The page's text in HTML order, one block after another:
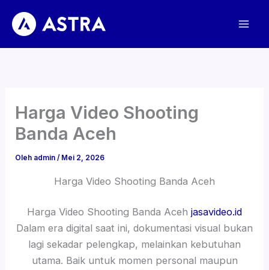
konten
Harga Video Shooting
Banda Aceh
Oleh admin/ Mei 2, 2026
Harga Video Shooting Banda Aceh
Harga Video Shooting Banda Aceh jasavideo.id
Dalam era digital saat ini, dokumentasi visual bukan
lagi sekadar pelengkap, melainkan kebutuhan
utama. Baik untuk momen personal maupun